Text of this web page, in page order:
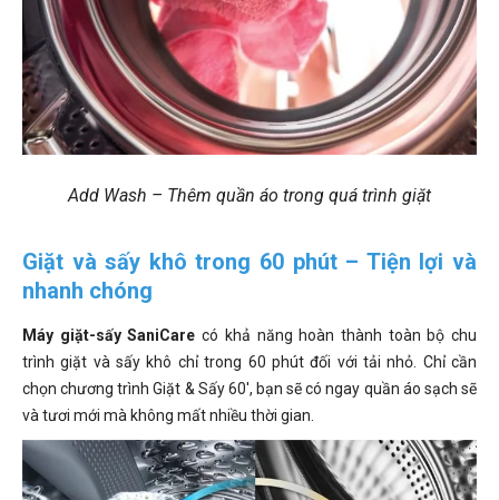
Add Wash – Thêm quần áo trong quá trình giặt
Giặt và sấy khô trong 60 phút – Tiện lợi và
nhanh chóng
Máy giặt-sấy SaniCare có khả năng hoàn thành toàn bộ chu
trình giặt và sấy khô chỉ trong 60 phút đối với tải nhỏ. Chỉ cần
chọn chương trình Giặt & Sấy 60', bạn sẽ có ngay quần áo sạch sẽ
và tươi mới mà không mất nhiều thời gian.